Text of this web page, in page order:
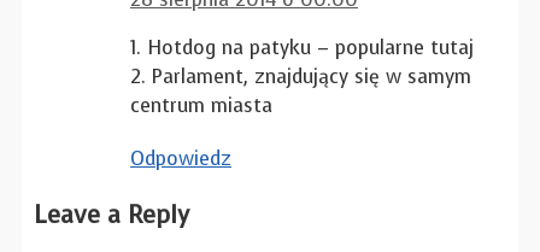
1. Hotdog na patyku – popularne tutaj
2. Parlament, znajdujący się w samym
centrum miasta
Odpowiedz
Leave a Reply